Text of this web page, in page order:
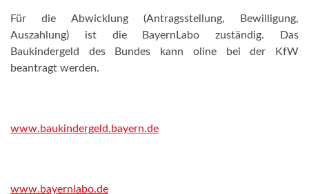
Für die Abwicklung (Antragsstellung, Bewilligung,
Auszahlung) ist die BayernLabo zuständig. Das
Baukindergeld des Bundes kann oline bei der KfW
beantragt werden.
www.baukindergeld.bayern.de
www.bayernlabo.de